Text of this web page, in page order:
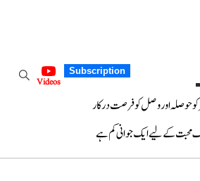
Subscription
Videos
کو حوصلہ اور وصل کو فرصت درکار
محبت کے لیے ایک جوانی کم ہے